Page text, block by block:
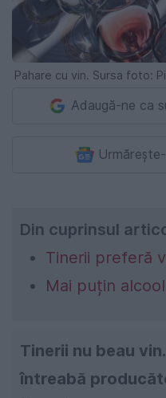
Pahare cu vin. Sursa foto:
Adaugă-ne ca
Din cuprinsul
Tinerii preferă
Mai puțin
Tinerii nu beau
întreabă